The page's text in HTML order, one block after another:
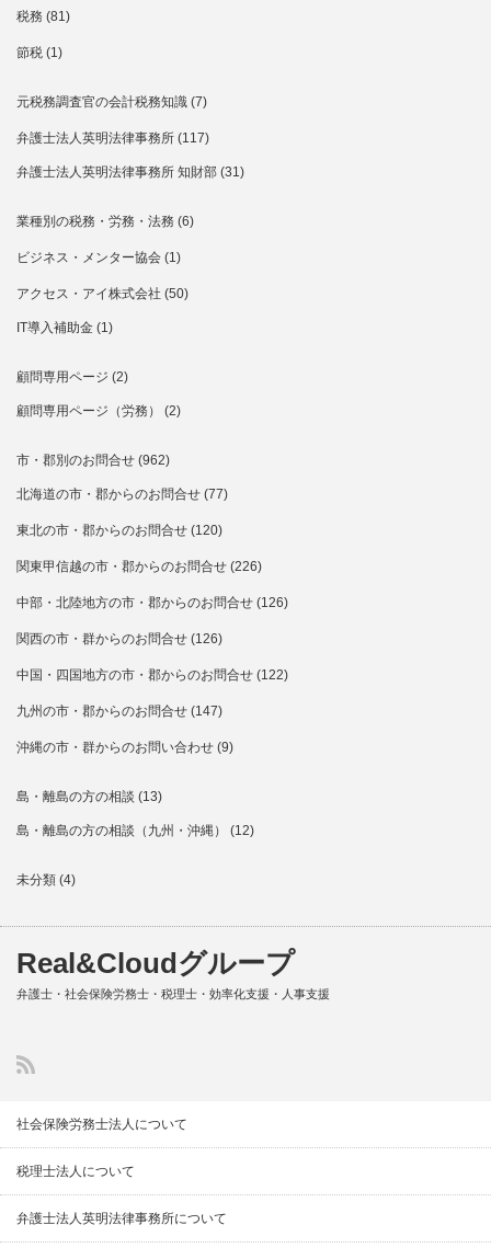
税務 (81)
節税 (1)
元税務調査官の会計税務知識 (7)
弁護士法人英明法律事務所 (117)
弁護士法人英明法律事務所 知財部 (31)
業種別の税務・労務・法務 (6)
ビジネス・メンター協会 (1)
アクセス・アイ株式会社 (50)
IT導入補助金 (1)
顧問専用ページ (2)
顧問専用ページ（労務） (2)
市・郡別のお問合せ (962)
北海道の市・郡からのお問合せ (77)
東北の市・郡からのお問合せ (120)
関東甲信越の市・郡からのお問合せ (226)
中部・北陸地方の市・郡からのお問合せ (126)
関西の市・群からのお問合せ (126)
中国・四国地方の市・郡からのお問合せ (122)
九州の市・郡からのお問合せ (147)
沖縄の市・群からのお問い合わせ (9)
島・離島の方の相談 (13)
島・離島の方の相談（九州・沖縄） (12)
未分類 (4)
Real&Cloudグループ
弁護士・社会保険労務士・税理士・効率化支援・人事支援
社会保険労務士法人について
税理士法人について
弁護士法人英明法律事務所について